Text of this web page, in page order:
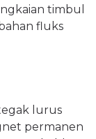
timbul
fluks
lurus
permanen